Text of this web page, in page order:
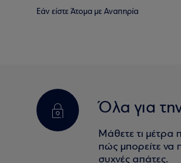
Εάν είστε Άτομα με Αναπηρία
Όλα για
Μάθετε τι μέτρα
πώς μπορείτε να
συχνές απάτες.